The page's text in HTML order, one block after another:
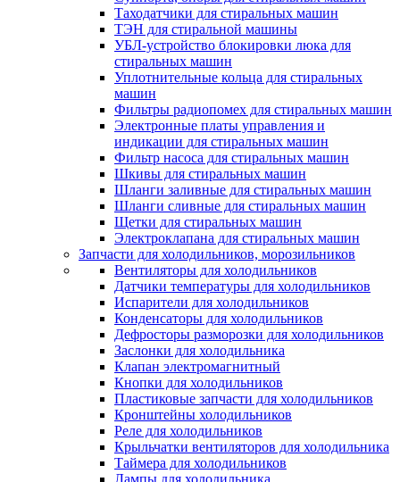
Таходатчики для стиральных машин
ТЭН для стиральной машины
УБЛ-устройство блокировки люка для
стиральных машин
Уплотнительные кольца для стиральных
машин
Фильтры радиопомех для стиральных машин
Электронные платы управления и
индикации для стиральных машин
Фильтр насоса для стиральных машин
Шкивы для стиральных машин
Шланги заливные для стиральных машин
Шланги сливные для стиральных машин
Щетки для стиральных машин
Электроклапана для стиральных машин
Запчасти для холодильников, морозильников
Вентиляторы для холодильников
Датчики температуры для холодильников
Испарители для холодильников
Конденсаторы для холодильников
Дефросторы разморозки для холодильников
Заслонки для холодильника
Клапан электромагнитный
Кнопки для холодильников
Пластиковые запчасти для холодильников
Кронштейны холодильников
Реле для холодильников
Крыльчатки вентиляторов для холодильника
Таймера для холодильников
Лампы для холодильника